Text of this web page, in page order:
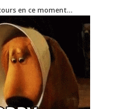
en ce moment…